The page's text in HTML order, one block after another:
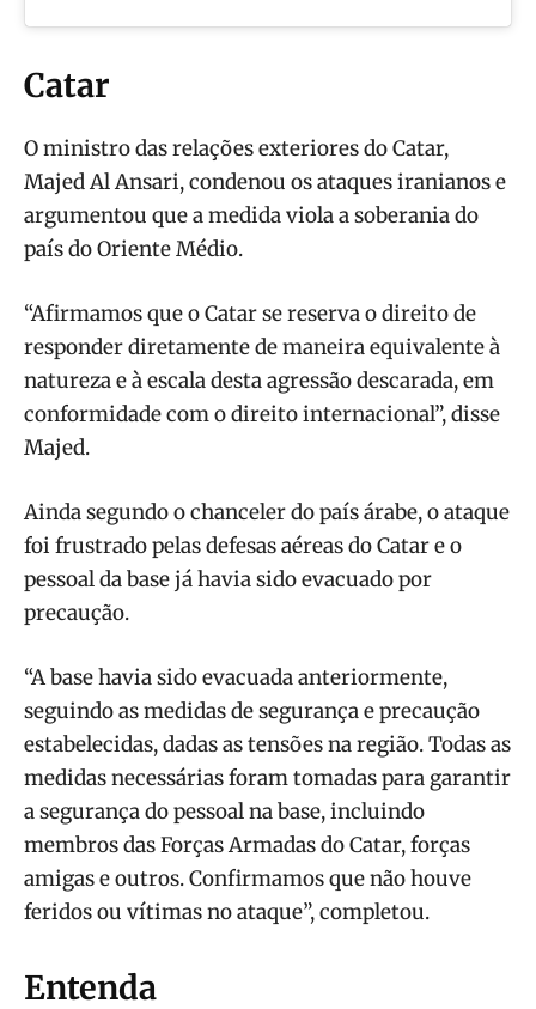
Catar
O ministro das relações exteriores do Catar,
Majed Al Ansari, condenou os ataques iranianos e
argumentou que a medida viola a soberania do
país do Oriente Médio.
“Afirmamos que o Catar se reserva o direito de
responder diretamente de maneira equivalente à
natureza e à escala desta agressão descarada, em
conformidade com o direito internacional”, disse
Majed.
Ainda segundo o chanceler do país árabe, o ataque
foi frustrado pelas defesas aéreas do Catar e o
pessoal da base já havia sido evacuado por
precaução.
“A base havia sido evacuada anteriormente,
seguindo as medidas de segurança e precaução
estabelecidas, dadas as tensões na região. Todas as
medidas necessárias foram tomadas para garantir
a segurança do pessoal na base, incluindo
membros das Forças Armadas do Catar, forças
amigas e outros. Confirmamos que não houve
feridos ou vítimas no ataque”, completou.
Entenda